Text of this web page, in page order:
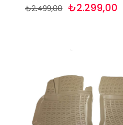
₺2.299,00
₺2.499,00